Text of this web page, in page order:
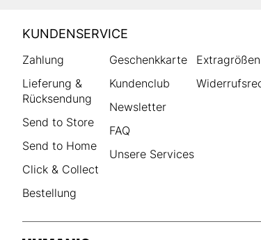
HUMANIC
Footer
KUNDENSERVICE
Zahlung
Lieferung &
Rücksendung
Send to Store
Send to Home
Click & Collect
Bestellung
Geschenkkarte
Kundenclub
Newsletter
FAQ
Unsere Services
Extragrößen